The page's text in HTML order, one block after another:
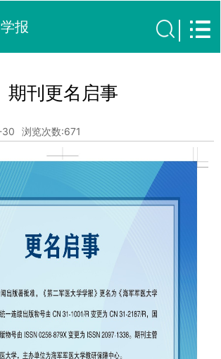
报
期刊更名启事
30 浏览次数:671